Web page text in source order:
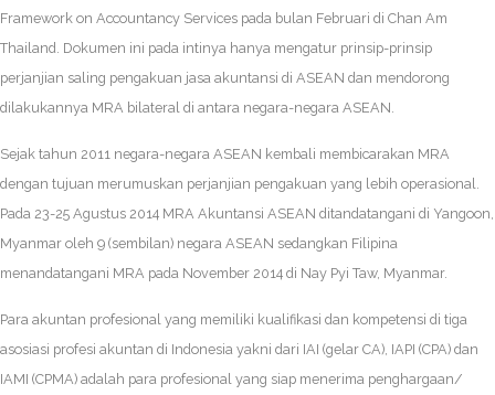
Framework on Accountancy Services pada bulan Februari di Chan Am
Thailand. Dokumen ini pada intinya hanya mengatur prinsip-prinsip
perjanjian saling pengakuan jasa akuntansi di ASEAN dan mendorong
dilakukannya MRA bilateral di antara negara-negara ASEAN.
Sejak tahun 2011 negara-negara ASEAN kembali membicarakan MRA
dengan tujuan merumuskan perjanjian pengakuan yang lebih operasional.
Pada 23-25 Agustus 2014 MRA Akuntansi ASEAN ditandatangani di Yangoon,
Myanmar oleh 9 (sembilan) negara ASEAN sedangkan Filipina
menandatangani MRA pada November 2014 di Nay Pyi Taw, Myanmar.
Para akuntan profesional yang memiliki kualifikasi dan kompetensi di tiga
asosiasi profesi akuntan di Indonesia yakni dari IAI (gelar CA), IAPI (CPA) dan
IAMI (CPMA) adalah para profesional yang siap menerima penghargaan/